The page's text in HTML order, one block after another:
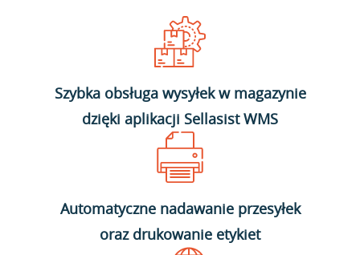
Szybka obsługa wysyłek w magazynie
dzięki aplikacji Sellasist WMS
Automatyczne nadawanie przesyłek
oraz drukowanie etykiet